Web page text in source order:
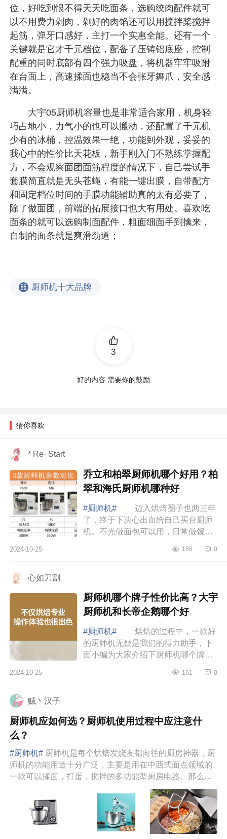
位，好吃到恨不得天天吃面条，选购绞肉配件就可
以不用费力剁肉，剁好的肉馅还可以用搅拌桨搅拌
起筋，弹牙口感好，主打一个实惠全能。还有一个
关键就是它才千元档位，配备了压铸铝底座，控制
配重的同时底部有四个强力吸盘，将机器牢牢吸附
在台面上，高速揉面也稳当不会张牙舞爪，安全感
满满。
大宇05厨师机容量也是非常适合家用，机身轻
巧占地小，力气小的也可以搬动，还配置了千元机
少有的冰桶，控温效果一绝，功能到外观，妥妥的
我心中的性价比天花板，新手刚入门不熟练掌握配
方，不会观察面团面筋程度的情况下，自己尝试手
套膜简直就是无头苍蝇，有能一键出膜，自带配方
和固定档位时间的手膜功能辅助真的太有必要了，
除了做面团，前端的拓展接口也大有用处。喜欢吃
面条的就可以选购制面配件，粗面细面手到擒来，
自制的面条就是爽滑劲道；
厨师机十大品牌
3
好的内容 需要你的鼓励
猜你喜欢
* Re· Start
乔立和柏翠厨师机哪个好用？柏
翠和海氏厨师机哪种好
#厨师机#
迈入烘焙圈子也两三年
了，终于下决心出血给自己买台厨师
机。不光做面包可以用，日常做馒头
大家介绍下乔立和柏翠厨师机哪个好
2024-10-25 186 0
心如刀割
厨师机哪个牌子性价比高？大宇
厨师机和长帝企鹅哪个好
#厨师机#
烘焙的过程中，一款好
的厨师机无疑是我们的得力助手，下
面小编为大家介绍下厨师机哪个牌子
个好 厨师机哪个牌子性价比
2024-10-25 161 0
贼丶汉子
厨师机应如何选？厨师机使用过程中应注意什
么？
#厨师机# 厨师机是每个烘焙发烧友都向往的厨房神器，厨
师机的功能用途十分广泛，主要是用在中西式面点领域的
一款可以揉面，打蛋，搅拌的多功能型厨房电器。那么我